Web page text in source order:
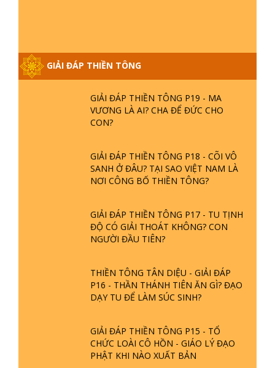
GIẢI ĐÁP THIỀN TÔNG
PHIỀN NÃO DO ĐÂU MÀ CÓ?
GIẢI ĐÁP THIỀN TÔNG P19 - MA
VƯƠNG LÀ AI? CHA ĐỂ ĐỨC CHO
CON?
GIẢI ĐÁP THIỀN TÔNG P18 - CÕI VÔ
SANH Ở ĐÂU? TẠI SAO VIỆT NAM LÀ
NƠI CÔNG BỐ THIỀN TÔNG?
GIẢI ĐÁP THIỀN TÔNG P17 - TU TỊNH
ĐỘ CÓ GIẢI THOÁT KHÔNG? CON
NGƯỜI ĐẦU TIÊN?
THIỀN TÔNG TÂN DIỆU - GIẢI ĐÁP
P16 - THẦN THÁNH TIÊN ĂN GÌ? ĐẠO
DẠY TU ĐỂ LÀM SÚC SINH?
GIẢI ĐÁP THIỀN TÔNG P15 - TỔ
CHỨC LOÀI CÔ HỒN - GIÁO LÝ ĐẠO
PHẬT KHI NÀO XUẤT BẢN